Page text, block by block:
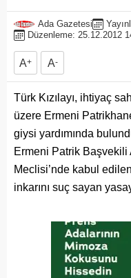
Ada Gazetesi
Düzenleme: 25.12.2012
A+ A-
Türk Kızılayı, ihtiyaç
üzere Ermeni
giysi yardımında
Ermeni Patrik Başvekili
Meclisi’nde kabul
inkarını suç sayan